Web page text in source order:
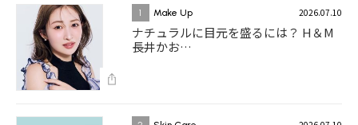
1 Make Up 2026.07.10
ナチュラルに目元を盛るには？ H＆M
長井かお…